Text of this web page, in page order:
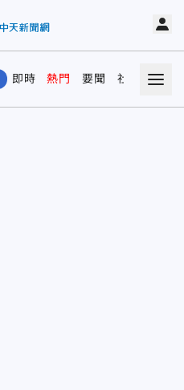
即時 熱門 要聞 社會 娛樂